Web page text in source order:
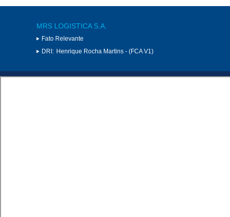
MRS LOGISTICA S.A.
Fato Relevante
DRI: Henrique Rocha Martins - (FCA V1)